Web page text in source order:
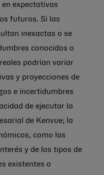
en expectativas
futuros. Si las
inexactas o se
conocidos o
podrían variar
y proyecciones de
e incertidumbres
de ejecutar la
de Kenvue; la
como las
y de los tipos de
existentes o